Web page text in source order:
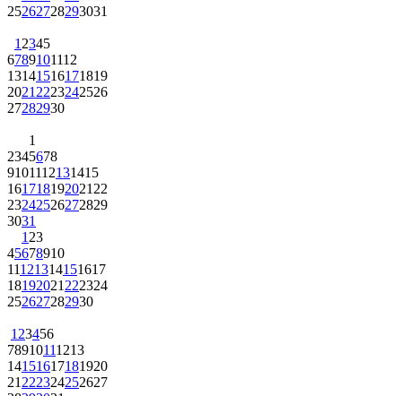
25262728293031
1 2345
6789101112
13141516171819
2021 2223242526
27282930
1
2345678
9101112131415
161718192021 22
23242526272829
3031
1 23
45678910
11121314151617
18192021 222324
252627282930
1 23456
78910111213
14151617181920
21 222324252627